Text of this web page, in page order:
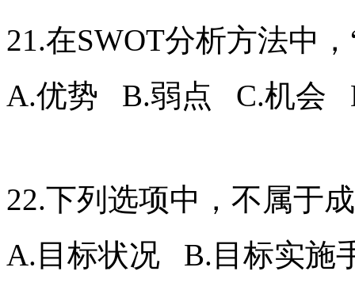
21.在SWOT分析方法中
A.优势 B.弱点 C.机会
22.下列选项中，不属于
A.目标状况 B.目标实施